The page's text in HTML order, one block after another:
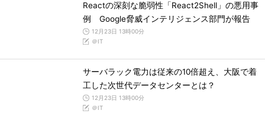
Reactの深刻な脆弱性「React2Shell」の悪用事
例 Google脅威インテリジェンス部門が報告
12月23日 13時00分
＠IT
サーバラック電力は従来の10倍超え、大阪で着
工した次世代データセンターとは？
12月23日 13時00分
＠IT